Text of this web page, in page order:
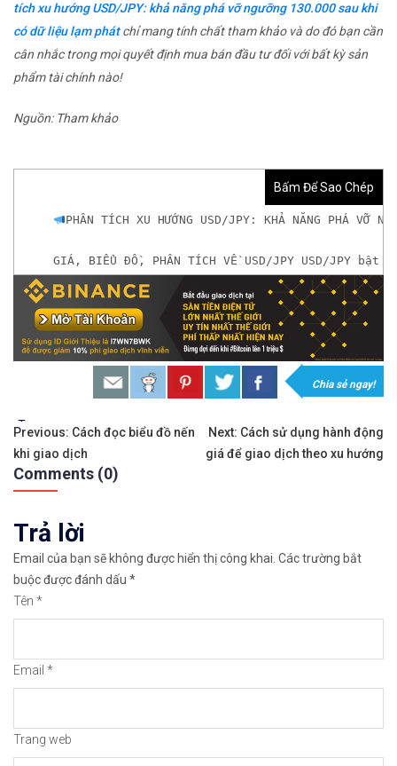
tích xu hướng USD/JPY: khả năng phá vỡ ngưỡng 130.000 sau khi
có dữ liệu lạm phátchỉ mang tính chất tham khảo và do đó bạn cần
cân nhắc trong mọi quyết định mua bán đầu tư đối với bất kỳ sản
phẩm tài chính nào!
Nguồn: Tham khảo
Bấm Để Sao Chép
PHÂN TÍCH XU HƯỚNG USD/JPY: KHẢ NĂNG PHÁ VỠ
GIÁ, BIỂU ĐỒ, PHÂN TÍCH VỀ USD/JPY USD/
𝘟𝘦𝘮 𝘤𝘩𝘪 𝘵𝘪ế𝘵: https://chungkhoanforex.com/phan-
𝐗𝐨á 𝐛ỏ 𝐥𝐨 𝐥ắ𝐧𝐠 𝐤𝐡𝐢 𝐭𝐡𝐚𝐦 𝐠𝐢𝐚 𝐭𝐡ị 𝐭𝐫ườ𝐧𝐠 𝐭à𝐢 𝐜𝐡í𝐧𝐡
𝘔ở 𝘵à𝘪 𝘬𝘩𝘰ả𝘯 𝘵𝘳ê𝘯 𝘴à𝘯 𝘌𝘹𝘯𝘦𝘴𝘴 𝘜𝘺 𝘛í𝘯 𝘷à 𝘱𝘩ù
𝘔ở 𝘵à𝘪 𝘬𝘩𝘰ả𝘯 𝘵𝘳ê𝘯 𝘴à𝘯 𝘐𝘊𝘔𝘢𝘳𝘬𝘦𝘵𝘴 𝘯ổ𝘪 𝘵𝘪ế𝘯𝘨
𝘔ở 𝘵à𝘪 𝘬𝘩𝘰ả𝘯 𝘵𝘳ê𝘯 𝘴à𝘯 𝘉𝘪𝘯𝘢𝘯𝘤𝘦 𝘯ổ𝘪 𝘵𝘪ế𝘯𝘨 𝘯𝘩ấ𝘵
Cảm ơn bạn đã xem thông tin
#icmarkets #binance #exness #taichinh #dautu
Chia sẻ ngay!
Tags:
Điều
hướng
viết
Previous: Cách đọc biểu đồ nến
khi giao dịch
Next: Cách sử dụng hành động
giá để giao dịch theo xu hướng
Comments (0)
Trả lời
Email của bạn sẽ không được hiển thị công khai. Các trường bắt
buộc được đánh dấu *
Tên *
Email *
Trang web